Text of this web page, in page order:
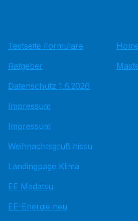
Testseite Formulare
Ratgeber
Datenschutz 1.6.2026
Impressum
Impressum
Weihnachtsgruß hissu
Landingpage Klima
EE Medatsu
EE-Energie neu